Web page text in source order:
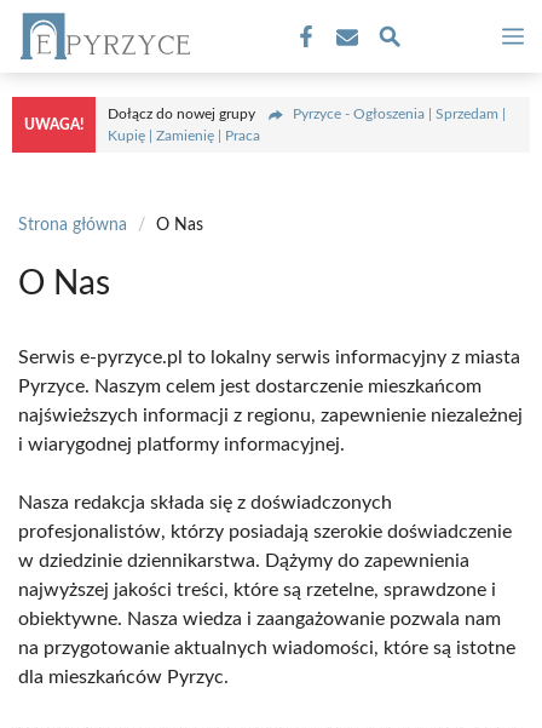
Przejdź
treści
UWAGA!
Dołącz do nowej grupy
Pyrzyce - Ogłoszenia | Sprzedam |
Kupię | Zamienię | Praca
Strona główna / O Nas
O Nas
Serwis e-pyrzyce.pl to lokalny serwis informacyjny z miasta
Pyrzyce. Naszym celem jest dostarczenie mieszkańcom
najświeższych informacji z regionu, zapewnienie niezależnej
i wiarygodnej platformy informacyjnej.
Nasza redakcja składa się z doświadczonych
profesjonalistów, którzy posiadają szerokie doświadczenie
w dziedzinie dziennikarstwa. Dążymy do zapewnienia
najwyższej jakości treści, które są rzetelne, sprawdzone i
obiektywne. Nasza wiedza i zaangażowanie pozwala nam
na przygotowanie aktualnych wiadomości, które są istotne
dla mieszkańców Pyrzyc.